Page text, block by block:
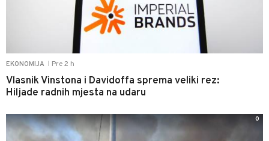
EKONOMIJA Pre 2 h
Vlasnik Vinstona i Davidoffa sprema veliki rez:
Hiljade radnih mjesta na udaru
0